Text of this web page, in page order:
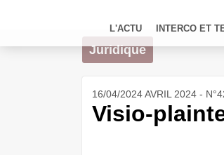
L'ACTU INTERCO ET
Juridique
16/04/2024 AVRIL 2024 -
Visio-